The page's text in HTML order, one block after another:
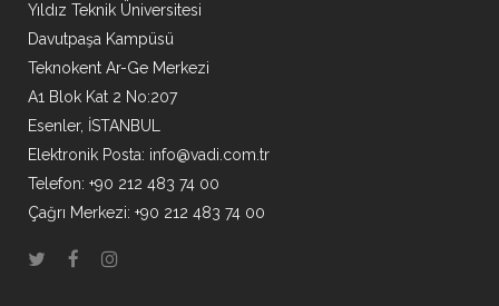
Yıldız Teknik Üniversitesi
Davutpaşa Kampüsü
Teknokent Ar-Ge Merkezi
A1 Blok Kat 2 No:207
Esenler, İSTANBUL
Elektronik Posta: info@vadi.com.tr
Telefon: +90 212 483 74 00
Çağrı Merkezi: +90 212 483 74 00